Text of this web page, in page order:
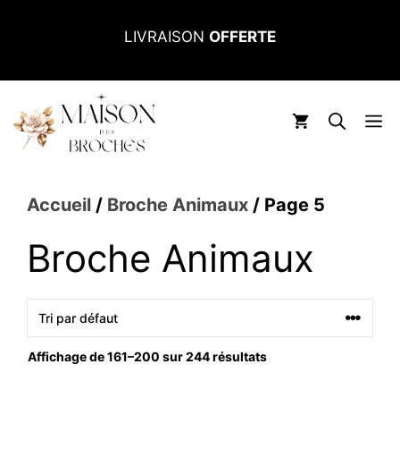
LIVRAISON OFFERTE
Accueil / Broche Animaux / Page 5
Broche Animaux
Affichage de 161–200 sur 244 résultats